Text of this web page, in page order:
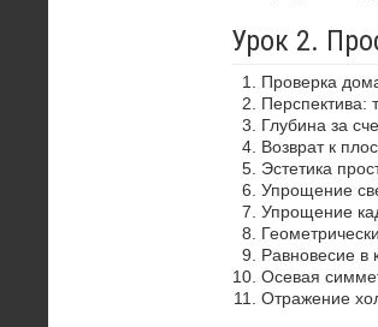
Урок 2.
Проверка
Перспектива:
Глубина за
Возврат к
Эстетика
Упрощение
Упрощение
Равновесие в
Осевая
Отражение